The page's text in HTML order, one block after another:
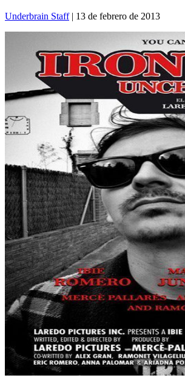
Underbrain Staff| 13 de febrero de 2013